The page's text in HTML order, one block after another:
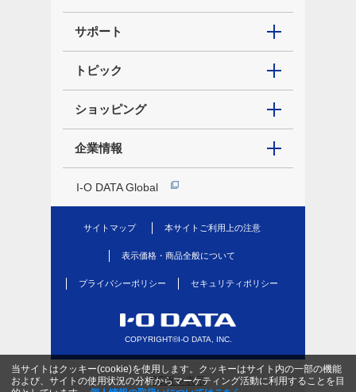
サポート
トピック
ショッピング
企業情報
I-O DATA Global
サイトマップ 本サイトご利用上の注意
表示価格・商品全般について
プライバシーポリシー セキュリティポリシー
COPYRIGHT©I-O DATA, INC.
当サイトはクッキー(cookie)を使用します。クッキーはサイト内の一部の機能
および、サイトの使用状況の分析からマーケティング活動に利用することを目
PC版を表示